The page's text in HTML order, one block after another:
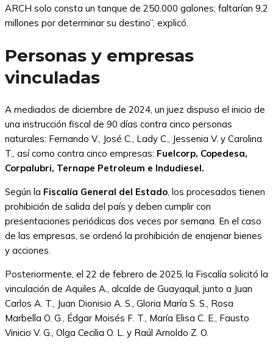
ARCH solo consta un tanque de 250.000 galones; faltarían 9,2
millones por determinar su destino”, explicó.
Personas y empresas
vinculadas
A mediados de diciembre de 2024, un juez dispuso el inicio de
una instrucción fiscal de 90 días contra cinco personas
naturales: Fernando V., José C., Lady C., Jessenia V. y Carolina
T., así como contra cinco empresas: Fuelcorp, Copedesa,
Corpalubri, Ternape Petroleum e Indudiesel.
Según la Fiscalía General del Estado, los procesados tienen
prohibición de salida del país y deben cumplir con
presentaciones periódicas dos veces por semana. En el caso
de las empresas, se ordenó la prohibición de enajenar bienes
y acciones.
Posteriormente, el 22 de febrero de 2025, la Fiscalía solicitó la
vinculación de Aquiles A., alcalde de Guayaquil, junto a Juan
Carlos A. T., Juan Dionisio A. S., Gloria María S. S., Rosa
Marbella O. G., Édgar Moisés F. T., María Elisa C. E., Fausto
Vinicio V. G., Olga Cecilia O. L. y Raúl Arnoldo Z. O.